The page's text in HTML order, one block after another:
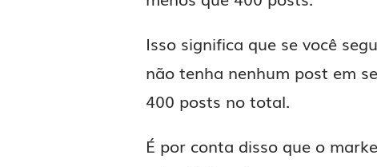
Isso significa que se você
não tenha nenhum post em
400 posts no total.
É por conta disso que o